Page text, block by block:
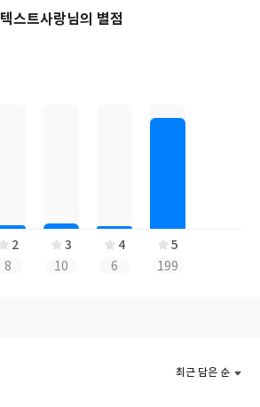
텍스트사랑님의 별점
2
8
3
10
4
6
5
199
최근 담은 순